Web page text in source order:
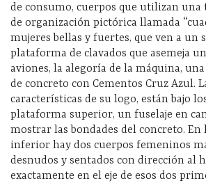
de consumo, cuerpos que utilizan una
de organización pictórica llamada
mujeres bellas y fuertes, que ven a un
plataforma de clavados que asemeja
aviones, la alegoría de la máquina,
de concreto con Cementos Cruz Azul.
características de su logo, están bajo
plataforma superior, un fuselaje en
mostrar las bondades del concreto.
inferior hay dos cuerpos femeninos
desnudos y sentados con dirección al
exactamente en el eje de esos dos